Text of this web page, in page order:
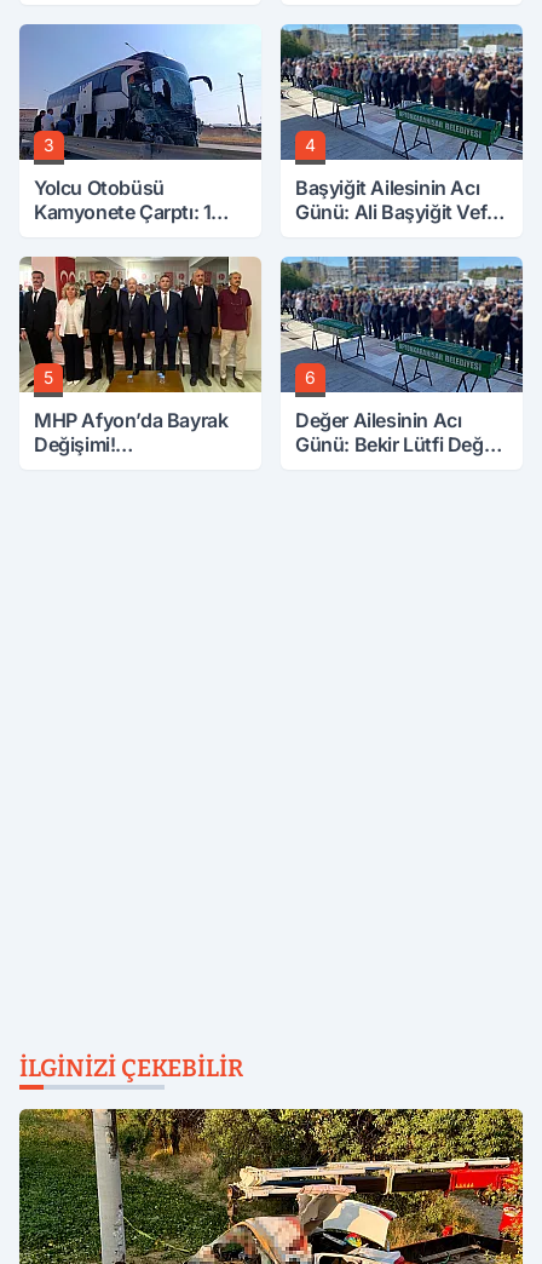
Attırdı
Aranıyor
3
Yolcu Otobüsü
Kamyonete Çarptı: 1
4
Başyiğit Ailesinin Acı
Günü: Ali Başyiğit Vefat
5
MHP Afyon’da Bayrak
Değişimi!
6
Değer Ailesinin Acı
Günü: Bekir Lütfi Değer
İLGINIZI ÇEKEBILIR